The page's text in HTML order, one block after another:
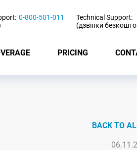
0-800-501-011
Technical Support:
(дзвінки
PRICING
BACK TO